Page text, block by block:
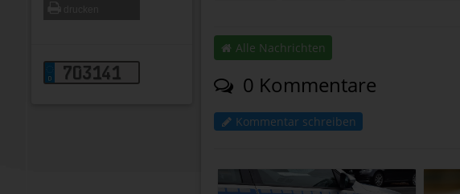
703141
Alle Nachrichten
0 Kommentare
Kommentar schreiben